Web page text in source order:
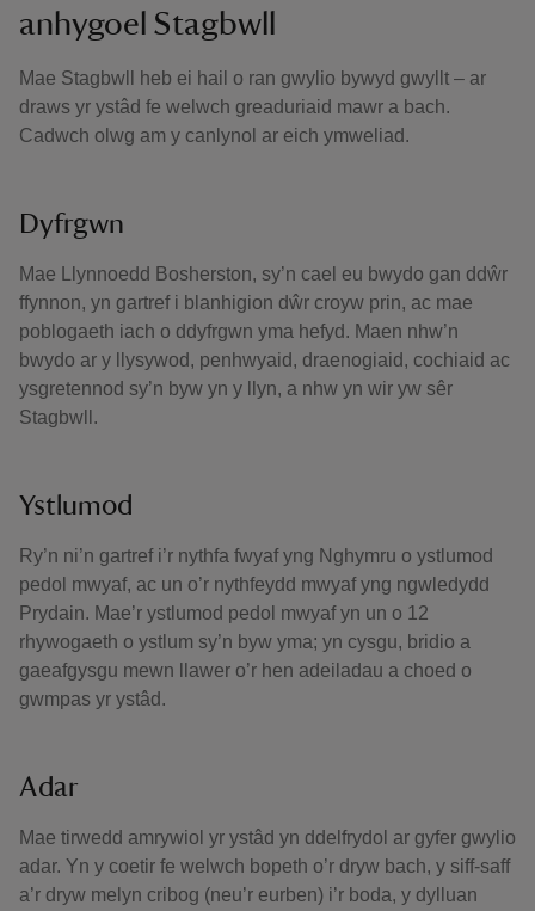
anhygoel Stagbwll
Mae Stagbwll heb ei hail o ran gwylio bywyd gwyllt – ar
draws yr ystâd fe welwch greaduriaid mawr a bach.
Cadwch olwg am y canlynol ar eich ymweliad.
Dyfrgwn
Mae Llynnoedd Bosherston, sy’n cael eu bwydo gan ddŵr
ffynnon, yn gartref i blanhigion dŵr croyw prin, ac mae
poblogaeth iach o ddyfrgwn yma hefyd. Maen nhw’n
bwydo ar y llysywod, penhwyaid, draenogiaid, cochiaid ac
ysgretennod sy’n byw yn y llyn, a nhw yn wir yw sêr
Stagbwll.
Ystlumod
Ry’n ni’n gartref i’r nythfa fwyaf yng Nghymru o ystlumod
pedol mwyaf, ac un o’r nythfeydd mwyaf yng ngwledydd
Prydain. Mae’r ystlumod pedol mwyaf yn un o 12
rhywogaeth o ystlum sy’n byw yma; yn cysgu, bridio a
gaeafgysgu mewn llawer o’r hen adeiladau a choed o
gwmpas yr ystâd.
Adar
Mae tirwedd amrywiol yr ystâd yn ddelfrydol ar gyfer gwylio
adar. Yn y coetir fe welwch bopeth o’r dryw bach, y siff-saff
a’r dryw melyn cribog (neu’r eurben) i’r boda, y dylluan